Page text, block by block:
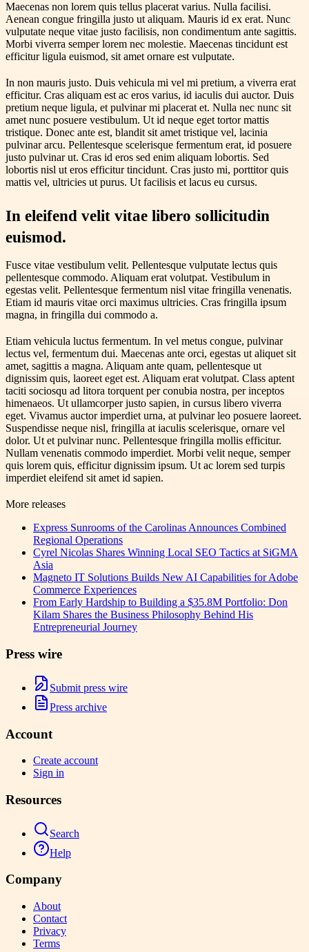
Maecenas non lorem quis tellus placerat varius. Nulla facilisi.
Aenean congue fringilla justo ut aliquam. Mauris id ex erat. Nunc
vulputate neque vitae justo facilisis, non condimentum ante sagittis.
Morbi viverra semper lorem nec molestie. Maecenas tincidunt est
efficitur ligula euismod, sit amet ornare est vulputate.
In non mauris justo. Duis vehicula mi vel mi pretium, a viverra erat
efficitur. Cras aliquam est ac eros varius, id iaculis dui auctor. Duis
pretium neque ligula, et pulvinar mi placerat et. Nulla nec nunc sit
amet nunc posuere vestibulum. Ut id neque eget tortor mattis
tristique. Donec ante est, blandit sit amet tristique vel, lacinia
pulvinar arcu. Pellentesque scelerisque fermentum erat, id posuere
justo pulvinar ut. Cras id eros sed enim aliquam lobortis. Sed
lobortis nisl ut eros efficitur tincidunt. Cras justo mi, porttitor quis
mattis vel, ultricies ut purus. Ut facilisis et lacus eu cursus.
In eleifend velit vitae libero sollicitudin
euismod.
Fusce vitae vestibulum velit. Pellentesque vulputate lectus quis
pellentesque commodo. Aliquam erat volutpat. Vestibulum in
egestas velit. Pellentesque fermentum nisl vitae fringilla venenatis.
Etiam id mauris vitae orci maximus ultricies. Cras fringilla ipsum
magna, in fringilla dui commodo a.
Etiam vehicula luctus fermentum. In vel metus congue, pulvinar
lectus vel, fermentum dui. Maecenas ante orci, egestas ut aliquet sit
amet, sagittis a magna. Aliquam ante quam, pellentesque ut
dignissim quis, laoreet eget est. Aliquam erat volutpat. Class aptent
taciti sociosqu ad litora torquent per conubia nostra, per inceptos
himenaeos. Ut ullamcorper justo sapien, in cursus libero viverra
eget. Vivamus auctor imperdiet urna, at pulvinar leo posuere laoreet.
Suspendisse neque nisl, fringilla at iaculis scelerisque, ornare vel
dolor. Ut et pulvinar nunc. Pellentesque fringilla mollis efficitur.
Nullam venenatis commodo imperdiet. Morbi velit neque, semper
quis lorem quis, efficitur dignissim ipsum. Ut ac lorem sed turpis
imperdiet eleifend sit amet id sapien.
More releases
Express Sunrooms of the Carolinas Announces Combined
Regional Operations
Cyrel Nicolas Shares Winning Local SEO Tactics at SiGMA
Asia
Magneto IT Solutions Builds New AI Capabilities for Adobe
Commerce Experiences
From Early Hardship to Building a $35.8M Portfolio: Don
Kilam Shares the Business Philosophy Behind His
Entrepreneurial Journey
Press wire
Submit press wire
Press archive
Account
Create account
Sign in
Resources
Search
Help
Company
About
Contact
Privacy
Terms